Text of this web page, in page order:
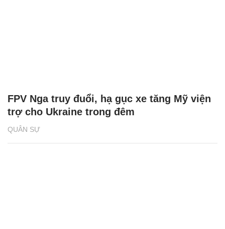
QUÂN SỰ
FPV Nga truy đuổi, hạ gục xe tăng Mỹ viện
trợ cho Ukraine trong đêm